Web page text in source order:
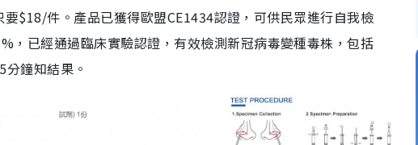
$18/件。產品已獲得歐盟CE1434認證，可供民眾進行自我檢
，已經通過臨床實驗認證，有效檢測新冠病毒變種毒株，包括
鐘知結果。